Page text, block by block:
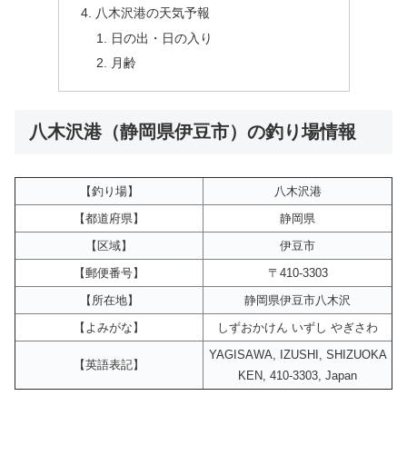
八木沢港の天気予報
日の出・日の入り
月齢
八木沢港（静岡県伊豆市）の釣り場情報
【釣り場】
八木沢港
【都道府県】
静岡県
【区域】
伊豆市
【郵便番号】
〒410-3303
【所在地】
静岡県伊豆市八木沢
【よみがな】
しずおかけん いずし やぎさわ
【英語表記】
YAGISAWA, IZUSHI, SHIZUOKA
KEN, 410-3303, Japan